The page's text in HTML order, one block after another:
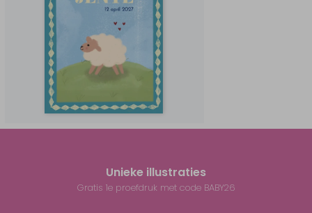
Unieke illustraties
Gratis 1e proefdruk met code BABY26